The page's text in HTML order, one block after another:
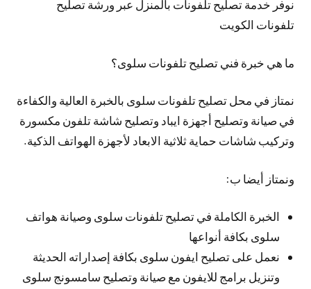
نوفر خدمة تصليح تلفونات بالمنزل عبر ورشة تصليح
تلفونات الكويت
ما هي خبرة فني تصليح تلفونات سلوى؟
نمتاز في محل تصليح تلفونات سلوى بالخبرة العالية والكفاءة
في صيانة وتصليح أجهزة ايباد وتصليح شاشة تلفون مكسورة
وتركيب شاشات حماية ثلاثية الابعاد لأجهزة الهواتف الذكية.
ونمتاز أيضا ب:
الخبرة الكاملة في تصليح تلفونات سلوى وصيانة هواتف
سلوى بكافة أنواعها
نعمل على تصليح ايفون سلوى بكافة إصداراته الحديثة
وتنزيل برامج للايفون مع صيانة وتصليح سامسونج سلوى